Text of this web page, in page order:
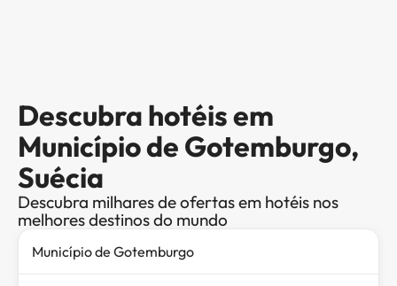
Descubra hotéis em
Município de Gotemburgo,
Suécia
Descubra milhares de ofertas em hotéis nos
melhores destinos do mundo